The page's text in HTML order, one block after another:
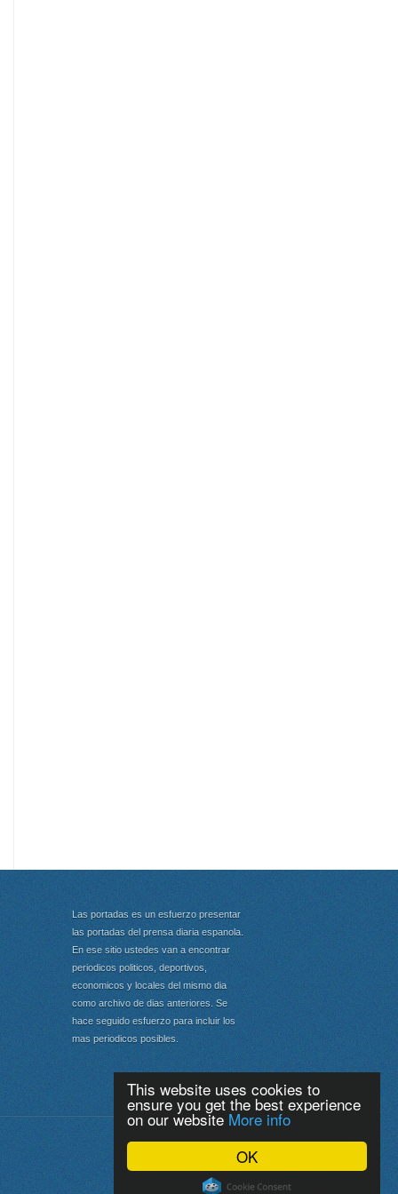
OK
This website uses cookies to
ensure you get the best experience
on our website More info
Las portadas es un esfuerzo presentar
las portadas del prensa diaria espanola.
En ese sitio ustedes van a encontrar
periodicos politicos, deportivos,
economicos y locales del mismo dia
como archivo de dias anteriores. Se
hace seguido esfuerzo para incluir los
mas periodicos posibles.